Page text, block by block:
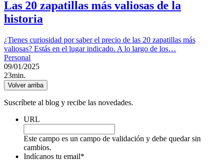
Las 20 zapatillas más valiosas de la
historia
¿Tienes curiosidad por saber el precio de las 20 zapatillas más
valiosas? Estás en el lugar indicado. A lo largo de los…
Personal
09/01/2025
23min.
Volver arriba
Suscríbete al blog y recibe las novedades.
URL
Este campo es un campo de validación y debe quedar sin
cambios.
Indícanos tu email*